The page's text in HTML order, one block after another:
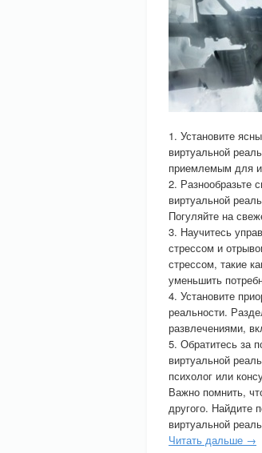
1. Установите
виртуальной
приемлемым для
2. Разнообразьте
виртуальной
Погуляйте на
3. Научитесь
стрессом и
стрессом, такие
уменьшить
4. Установите
реальности.
развлечениями,
5. Обратитесь за
виртуальной
психолог или
Важно помнить,
другого. Найдите
виртуальной
Читать дальше →